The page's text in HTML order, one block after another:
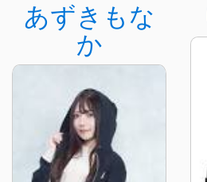
あずきもな
か